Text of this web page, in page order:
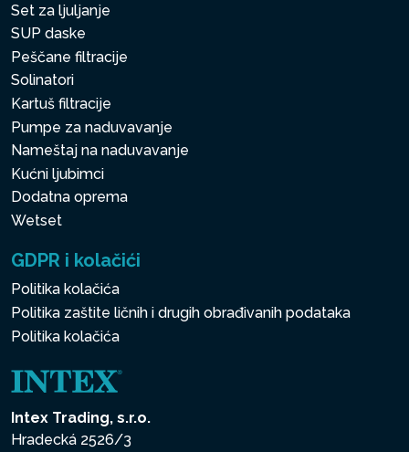
Set za ljuljanje
SUP daske
Peščane filtracije
Solinatori
Kartuš filtracije
Pumpe za naduvavanje
Nameštaj na naduvavanje
Kućni ljubimci
Dodatna oprema
Wetset
GDPR i kolačići
Politika kolačića
Politika zaštite ličnih i drugih obrađivanih podataka
Politika kolačića
Intex Trading, s.r.o.
Hradecká 2526/3